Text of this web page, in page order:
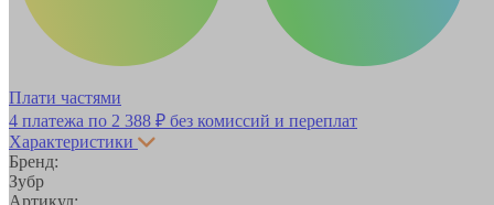
Плати частями
4 платежа по 2 388 ₽ без комиссий и переплат
Характеристики
Бренд:
Зубр
Артикул: